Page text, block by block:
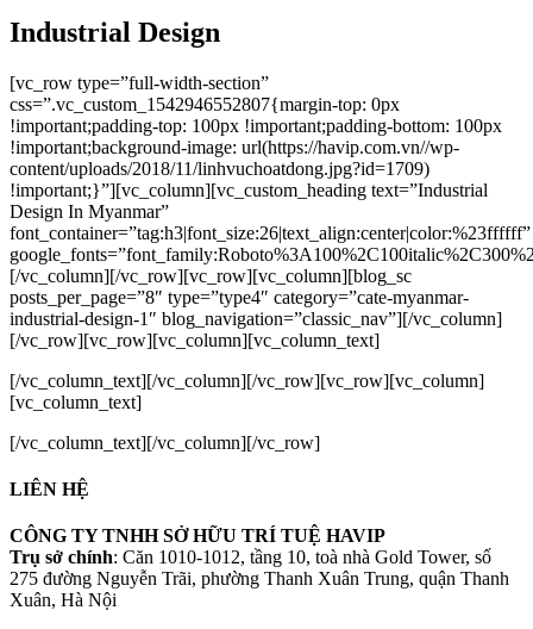
Industrial Design
[vc_row type=”full-width-section”
css=”.vc_custom_1542946552807{margin-top: 0px
!important;padding-top: 100px !important;padding-bottom: 100px
!important;background-image: url(https://havip.com.vn//wp-
content/uploads/2018/11/linhvuchoatdong.jpg?id=1709)
!important;}”][vc_column][vc_custom_heading text=”Industrial
Design In Myanmar”
font_container=”tag:h3|font_size:26|text_align:center|color:%23ffffff”
[/vc_column][/vc_row][vc_row][vc_column][blog_sc
posts_per_page=”8″ type=”type4″ category=”cate-myanmar-
industrial-design-1″ blog_navigation=”classic_nav”][/vc_column]
[/vc_row][vc_row][vc_column][vc_column_text]
[/vc_column_text][/vc_column][/vc_row][vc_row][vc_column]
[vc_column_text]
[/vc_column_text][/vc_column][/vc_row]
LIÊN HỆ
CÔNG TY TNHH SỞ HỮU TRÍ TUỆ HAVIP
Trụ sở chính: Căn 1010-1012, tầng 10, toà nhà Gold Tower, số
275 đường Nguyễn Trãi, phường Thanh Xuân Trung, quận Thanh
Xuân, Hà Nội